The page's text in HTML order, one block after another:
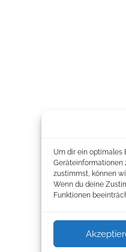
Um dir ein optimales
Geräteinformationen
zustimmst, können
Wenn du deine
Funktionen